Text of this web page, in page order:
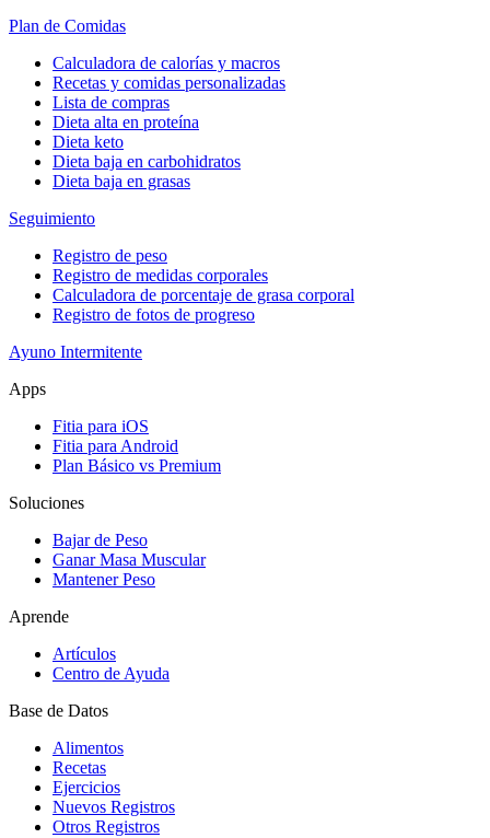
Plan de Comidas
Calculadora de calorías y macros
Recetas y comidas personalizadas
Lista de compras
Dieta alta en proteína
Dieta keto
Dieta baja en carbohidratos
Dieta baja en grasas
Seguimiento
Registro de peso
Registro de medidas corporales
Calculadora de porcentaje de grasa corporal
Registro de fotos de progreso
Ayuno Intermitente
Apps
Fitia para iOS
Fitia para Android
Plan Básico vs Premium
Soluciones
Bajar de Peso
Ganar Masa Muscular
Mantener Peso
Aprende
Artículos
Centro de Ayuda
Base de Datos
Alimentos
Recetas
Ejercicios
Nuevos Registros
Otros Registros